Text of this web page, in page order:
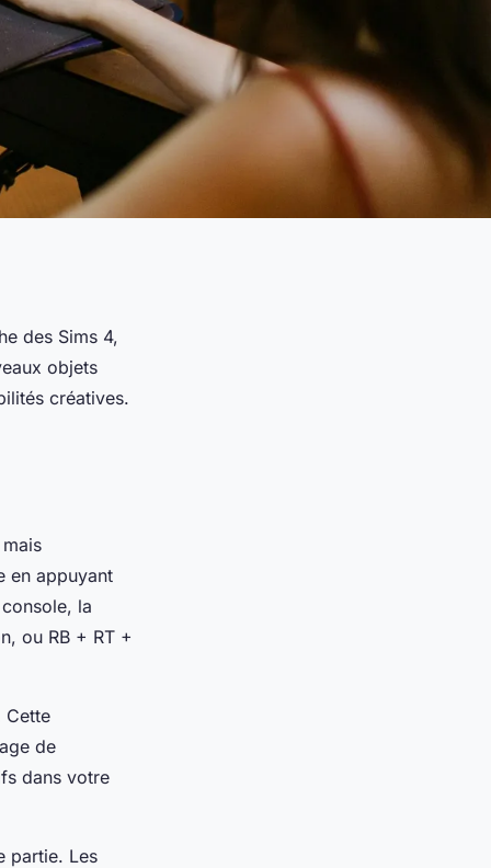
des Sims 4,
objets
créatives.
en appuyant
la
ou RB + RT +
Cette
de
dans votre
partie. Les